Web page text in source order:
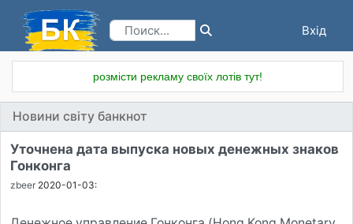
Вхід
розмісти рекламу своїх лотів тут!
Новини світу банкнот
Уточнена дата выпуска новых денежных знаков
Гонконга
zbeer 2020-01-03: